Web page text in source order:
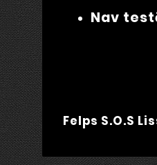
Nav
Felps S.O.S